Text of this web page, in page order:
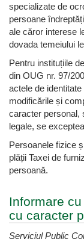
specializate de
persoane
ale căror interese
dovada temeiului
Pentru instituțiile
din OUG nr. 97/
actele de
modificările și
caracter personal,
legale, se
Persoanele fizice
plății Taxei de
persoană.
Informare
cu caracter
Serviciul Public